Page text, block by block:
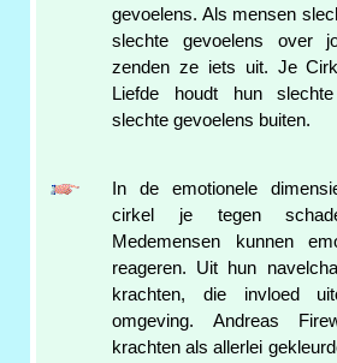
gevoelens. Als mensen
slechte gevoelens over
zenden ze iets uit. Je
Liefde houdt hun
slechte gevoelens buiten.
In de emotionele
cirkel je tegen
Medemensen kunnen
reageren. Uit hun
krachten, die invloed
omgeving. Andreas
krachten als allerlei